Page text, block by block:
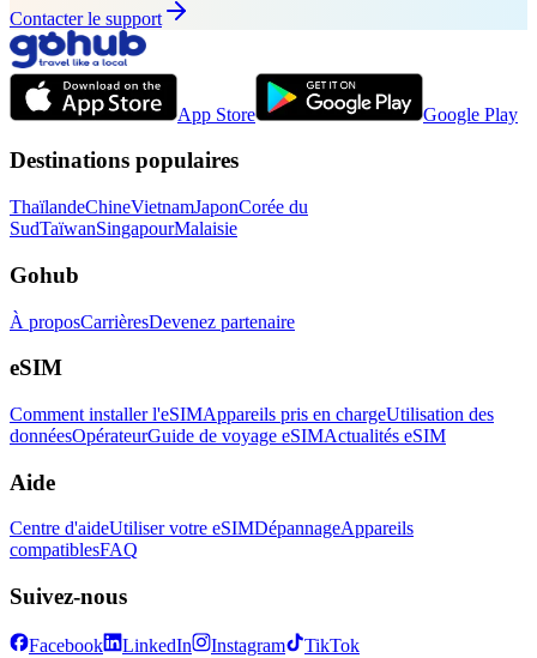
Contacter le support
App Store Google Play
Destinations populaires
ThaïlandeChineVietnamJaponCorée du
SudTaïwanSingapourMalaisie
Gohub
À proposCarrièresDevenez partenaire
eSIM
Comment installer l'eSIMAppareils pris en chargeUtilisation des
donnéesOpérateurGuide de voyage eSIMActualités eSIM
Aide
Centre d'aideUtiliser votre eSIMDépannageAppareils
compatiblesFAQ
Suivez-nous
Facebook LinkedIn Instagram
TikTok